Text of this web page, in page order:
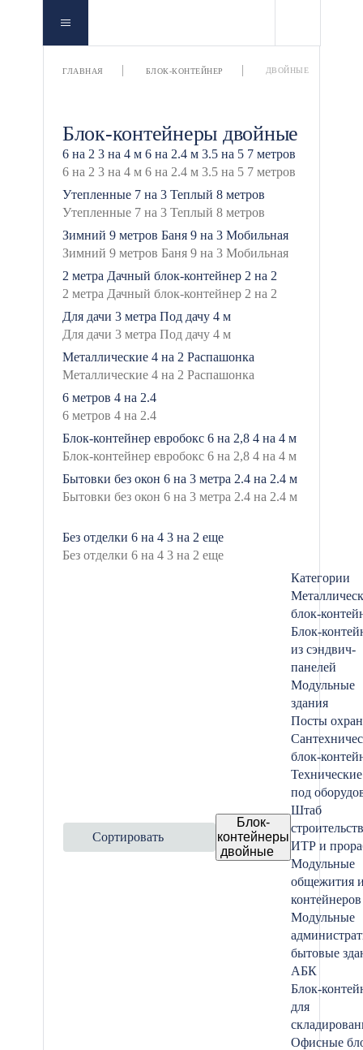
ГЛАВНАЯ БЛОК-КОНТЕЙНЕР ДВОЙНЫЕ
Блок-контейнеры двойные
6 на 2 3 на 4 м 6 на 2.4 м 3.5 на 5 7 метров
Утепленные 7 на 3 Теплый 8 метров
Зимний 9 метров Баня 9 на 3 Мобильная
2 метра Дачный блок-контейнер 2 на 2
Для дачи 3 метра Под дачу 4 м
Металлические 4 на 2 Распашонка
6 метров 4 на 2.4
Блок-контейнер евробокс 6 на 2,8 4 на 4 м
Бытовки без окон 6 на 3 метра 2.4 на 2.4 м
Без отделки 6 на 4 3 на 2 еще
Сортировать
Блок-
контейнеры
двойные
Категории
блок-
Блок-
из сэндвич-
панелей
Модульные
здания
Посты
блок-
под
Штаб
ИТР и
Модульные
общежития
контейнеров
Модульные
бытовые
АБК
Блок-
для
Офисные